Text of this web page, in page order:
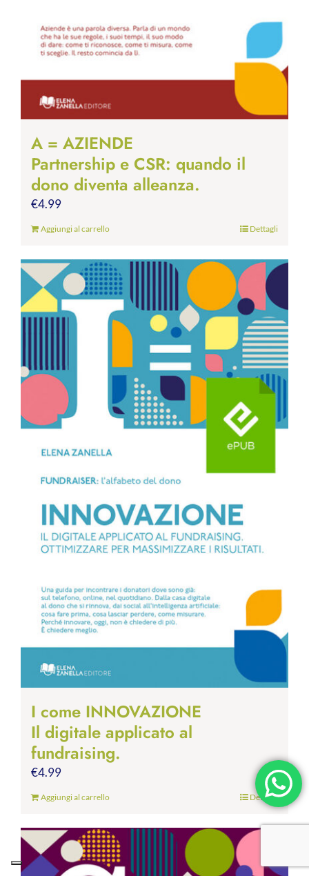
A = AZIENDE
Partnership e CSR: quando il
dono diventa alleanza.
€4.99
Aggiungi al carrello Dettagli
I come INNOVAZIONE
Il digitale applicato al
fundraising.
€4.99
Aggiungi al carrello Dettagli